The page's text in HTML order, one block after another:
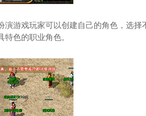
游戏玩家可以创建自己的角色，选择
色的职业角色。